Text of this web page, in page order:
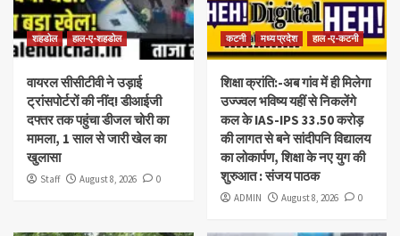
शहडोल हाल-ए-शहडोल
वायरल सीसीटीवी ने उड़ाई
ट्रांसपोर्टरों की नींद! डीआईजी
दफ्तर तक पहुंचा डीजल चोरी का
मामला, 1 साल से जारी खेल का
खुलासा
Staff August 8, 2026 0
कटनी मध्य प्रदेश हाल -ए-कटनी
शिक्षा क्रांति:-अब गांव में ही मिलेगा
उज्ज्वल भविष्य यहीं से निकलेंगे
कल के IAS-IPS 33.50 करोड़
की लागत से बने सांदीपनि विद्यालय
का लोकार्पण, शिक्षा के नए युग की
शुरुआत : संजय पाठक
ADMIN August 8, 2026 0